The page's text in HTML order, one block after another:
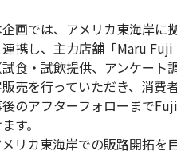
画では、アメリカ東海岸に
連携し、主力店舗「Maru
試食・試飲提供、アンケー
売を行っていただき、消費
のアフターフォローまで
す。
リカ東海岸での販路開拓を